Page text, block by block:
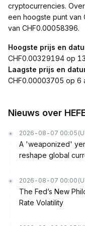
cryptocurrencies.
een hoogste punt van
van CHF0.00058396.
Hoogste prijs en
CHF0.00329194 op
Laagste prijs en
CHF0.00003705 op 6
Nieuws over
2026-08-07 00:05
A 'weaponized'
reshape global
2026-08-07 00:00
The Fed’s New
Rate Volatility